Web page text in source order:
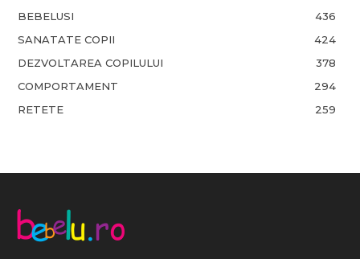
BEBELUSI
436
SANATATE COPII
424
DEZVOLTAREA COPILULUI
378
COMPORTAMENT
294
RETETE
259